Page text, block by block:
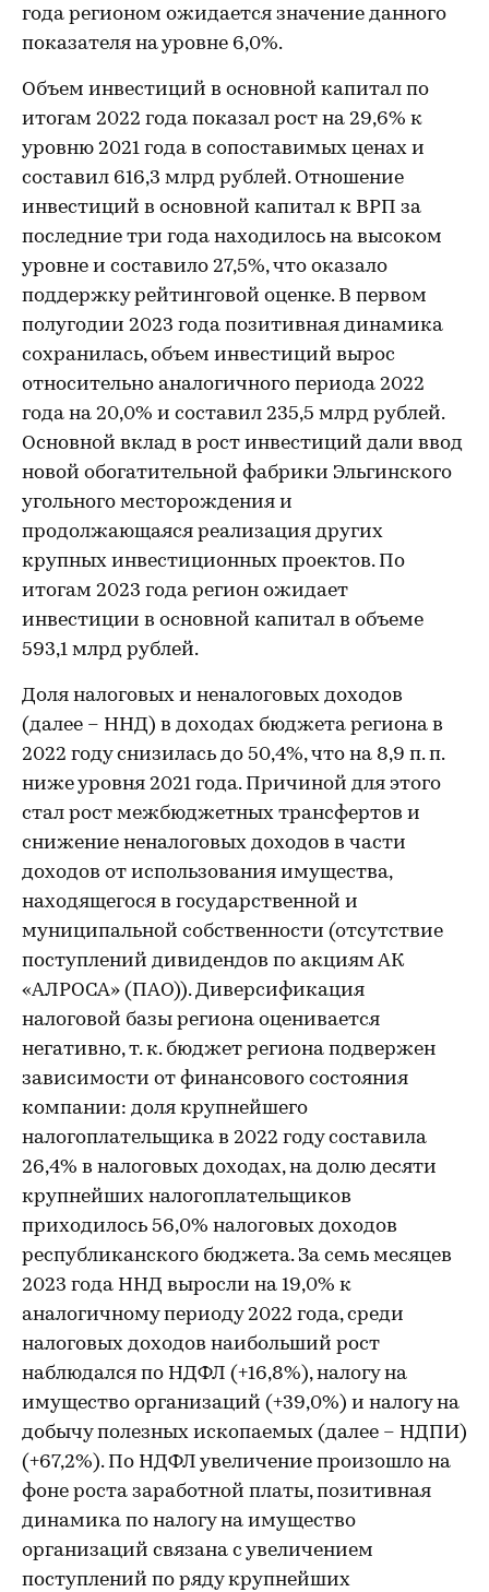
года регионом ожидается значение данного
показателя на уровне 6,0%.
Объем инвестиций в основной капитал по
итогам 2022 года показал рост на 29,6% к
уровню 2021 года в сопоставимых ценах и
составил 616,3 млрд рублей. Отношение
инвестиций в основной капитал к ВРП за
последние три года находилось на высоком
уровне и составило 27,5%, что оказало
поддержку рейтинговой оценке. В первом
полугодии 2023 года позитивная динамика
сохранилась, объем инвестиций вырос
относительно аналогичного периода 2022
года на 20,0% и составил 235,5 млрд рублей.
Основной вклад в рост инвестиций дали ввод
новой обогатительной фабрики Эльгинского
угольного месторождения и
продолжающаяся реализация других
крупных инвестиционных проектов. По
итогам 2023 года регион ожидает
инвестиции в основной капитал в объеме
593,1 млрд рублей.
Доля налоговых и неналоговых доходов
(далее – ННД) в доходах бюджета региона в
2022 году снизилась до 50,4%, что на 8,9 п. п.
ниже уровня 2021 года. Причиной для этого
стал рост межбюджетных трансфертов и
снижение неналоговых доходов в части
доходов от использования имущества,
находящегося в государственной и
муниципальной собственности (отсутствие
поступлений дивидендов по акциям АК
«АЛРОСА» (ПАО)). Диверсификация
налоговой базы региона оценивается
негативно, т. к. бюджет региона подвержен
зависимости от финансового состояния
компании: доля крупнейшего
налогоплательщика в 2022 году составила
26,4% в налоговых доходах, на долю десяти
крупнейших налогоплательщиков
приходилось 56,0% налоговых доходов
республиканского бюджета. За семь месяцев
2023 года ННД выросли на 19,0% к
аналогичному периоду 2022 года, среди
налоговых доходов наибольший рост
наблюдался по НДФЛ (+16,8%), налогу на
имущество организаций (+39,0%) и налогу на
добычу полезных ископаемых (далее – НДПИ)
(+67,2%). По НДФЛ увеличение произошло на
фоне роста заработной платы, позитивная
динамика по налогу на имущество
организаций связана с увеличением
поступлений по ряду крупнейших